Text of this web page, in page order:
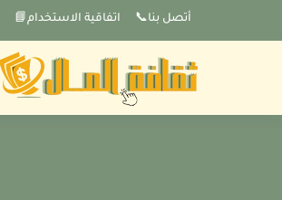
أتصل بنا📞 اتفاقية الاستخدام📘